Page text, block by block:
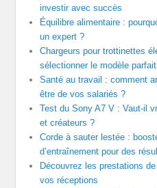
investir avec succès
Équilibre alimentaire :
un expert ?
Chargeurs pour trottinettes
sélectionner le modèle parfait
Santé au travail : comment
être de vos salariés ?
Test du Sony A7 V : Vaut-il
et créateurs ?
Corde à sauter lestée :
d’entraînement pour des
Découvrez les prestations
vos réceptions